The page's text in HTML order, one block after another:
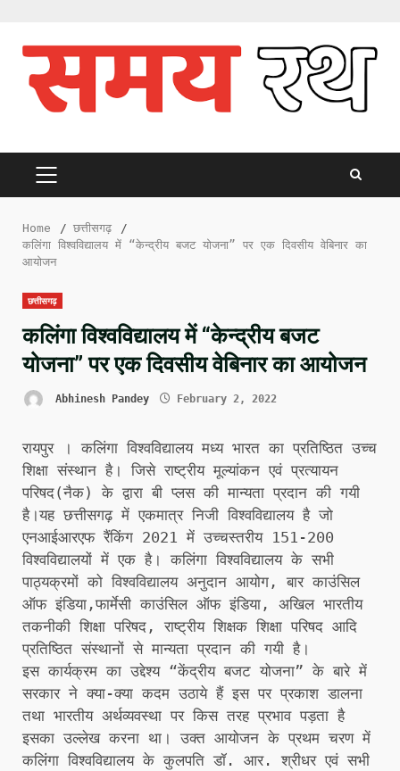
content
PRIMARY
Home
छत्तीसगढ़
कलिंगा विश्वविद्यालय में “केन्द्रीय बजट योजना” पर एक दिवसीय वेबिनार का
आयोजन
छत्तीसगढ़
कलिंगा विश्वविद्यालय में “केन्द्रीय बजट
योजना” पर एक दिवसीय वेबिनार का आयोजन
Abhinesh Pandey February 2, 2022
रायपुर । कलिंगा विश्वविद्यालय मध्य भारत का प्रतिष्ठित उच्च
शिक्षा संस्थान है। जिसे राष्ट्रीय मूल्यांकन एवं प्रत्यायन
परिषद(नैक) के द्वारा बी प्लस की मान्यता प्रदान की गयी
है।यह छत्तीसगढ़ में एकमात्र निजी विश्वविद्यालय है जो
एनआईआरएफ रैंकिंग 2021 में उच्चस्तरीय 151-200
विश्वविद्यालयों में एक है। कलिंगा विश्वविद्यालय के सभी
पाठ्यक्रमों को विश्वविद्यालय अनुदान आयोग, बार काउंसिल
ऑफ इंडिया,फार्मेसी काउंसिल ऑफ इंडिया, अखिल भारतीय
तकनीकी शिक्षा परिषद, राष्ट्रीय शिक्षक शिक्षा परिषद आदि
प्रतिष्ठित संस्थानों से मान्यता प्रदान की गयी है।
इस कार्यक्रम का उद्देश्य “केंद्रीय बजट योजना” के बारे में
सरकार ने क्या-क्या कदम उठाये हैं इस पर प्रकाश डालना
तथा भारतीय अर्थव्यवस्था पर किस तरह प्रभाव पड़ता है
इसका उल्लेख करना था। उक्त आयोजन के प्रथम चरण में
कलिंगा विश्वविद्यालय के कुलपति डॉ. आर. श्रीधर एवं सभी